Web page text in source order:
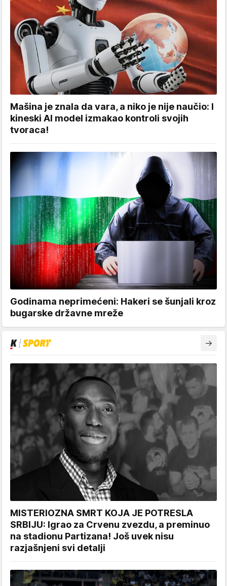
Mašina je znala da vara, a niko je nije naučio: I
kineski AI model izmakao kontroli svojih
tvoraca!
Godinama neprimećeni: Hakeri se šunjali kroz
bugarske državne mreže
MISTERIOZNA SMRT KOJA JE POTRESLA
SRBIJU: Igrao za Crvenu zvezdu, a preminuo
na stadionu Partizana! Još uvek nisu
razjašnjeni svi detalji